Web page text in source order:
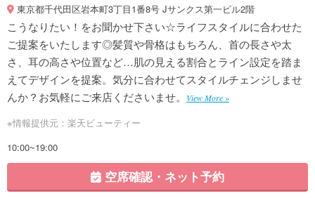
東京都千代田区岩本町3丁目1番8号 Jサンクス第一ビル2階
こうなりたい！をお聞かせ下さい☆ライフスタイルに合わせた
ご提案をいたします◎髪質や骨格はもちろん、首の長さや太
さ、耳の高さや位置など…肌の見える割合とライン設定を踏ま
えてデザインを提案。気分に合わせてスタイルチェンジしませ
んか？お気軽にご来店くださいませ。
View More »
※情報提供元：楽天ビューティー
10:00~19:00
空席確認・ネット予約